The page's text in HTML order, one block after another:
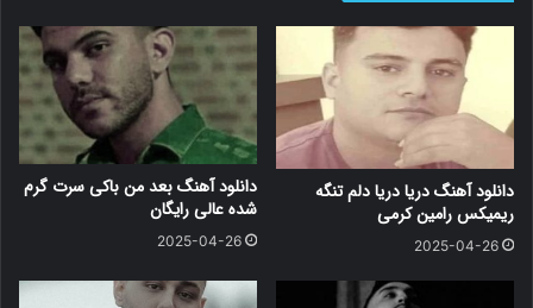
دانلود آهنگ دریا دریا دلم تنگه
ریمیکس رامین کرمی
2025-04-26
دانلود آهنگ بعد من باکی سرت گرم
شده عالی رایگان
2025-04-26